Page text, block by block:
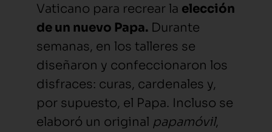
Vaticano para recrear la elección
de un nuevo Papa. Durante
semanas, en los talleres se
diseñaron y confeccionaron los
disfraces: curas, cardenales y,
por supuesto, el Papa. Incluso se
elaboró un original papamóvil,